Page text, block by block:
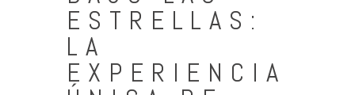
ESTRELLAS:
LA
EXPERIENCIA